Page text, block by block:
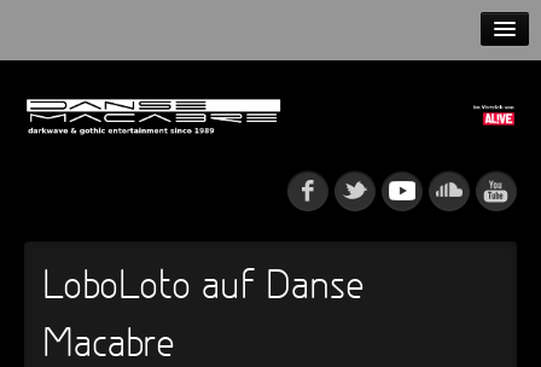
NEWS
LoboLoto auf Danse
Macabre